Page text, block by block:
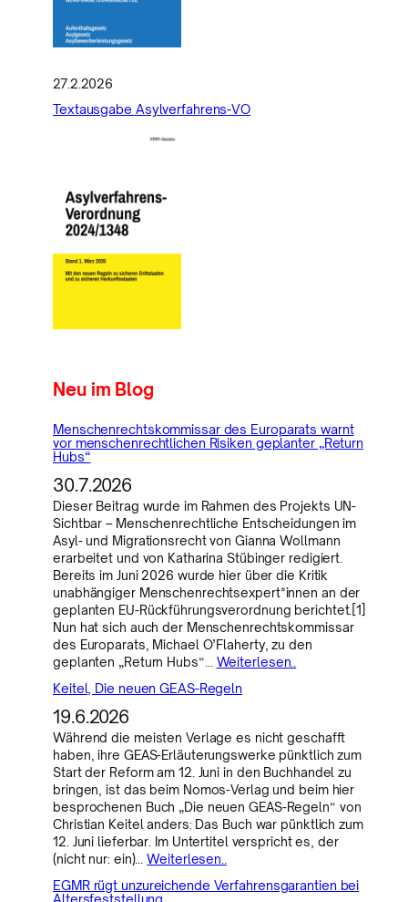
27.2.2026
Textausgabe Asylverfahrens-VO
Neu im Blog
Menschenrechtskommissar des Europarats warnt
vor menschenrechtlichen Risiken geplanter „Return
Hubs“
30.7.2026
Dieser Beitrag wurde im Rahmen des Projekts UN-
Sichtbar – Menschenrechtliche Entscheidungen im
Asyl- und Migrationsrecht von Gianna Wollmann
erarbeitet und von Katharina Stübinger redigiert.
Bereits im Juni 2026 wurde hier über die Kritik
unabhängiger Menschenrechtsexpert*innen an der
geplanten EU-Rückführungsverordnung berichtet.[1]
Nun hat sich auch der Menschenrechtskommissar
des Europarats, Michael O’Flaherty, zu den
geplanten „Return Hubs“… Weiterlesen..
Keitel, Die neuen GEAS-Regeln
19.6.2026
Während die meisten Verlage es nicht geschafft
haben, ihre GEAS-Erläuterungswerke pünktlich zum
Start der Reform am 12. Juni in den Buchhandel zu
bringen, ist das beim Nomos-Verlag und beim hier
besprochenen Buch „Die neuen GEAS-Regeln“ von
Christian Keitel anders: Das Buch war pünktlich zum
12. Juni lieferbar. Im Untertitel verspricht es, der
(nicht nur: ein)…Weiterlesen..
EGMR rügt unzureichende Verfahrensgarantien bei
Altersfeststellung